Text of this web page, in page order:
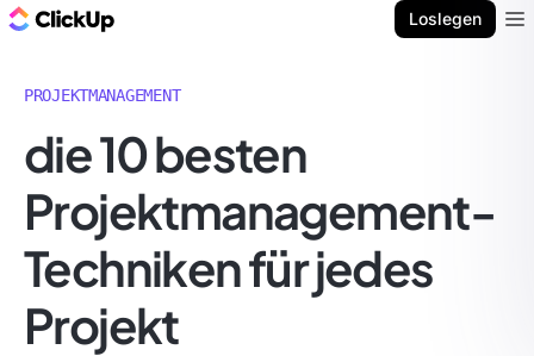
Loslegen
PROJEKTMANAGEMENT
die 10 besten
Projektmanagement-
Techniken für jedes
Projekt